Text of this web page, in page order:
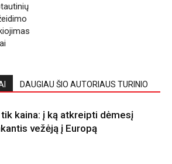
DAUGIAU ŠIO AUTORIAUS TURINIO
tik kaina: į ką atkreipti dėmesį
vežėją į Europą